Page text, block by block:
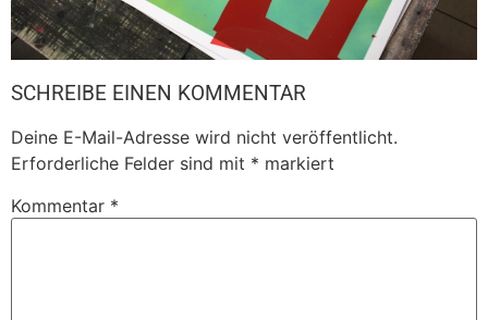
SCHREIBE EINEN KOMMENTAR
Deine E-Mail-Adresse wird nicht veröffentlicht.
Erforderliche Felder sind mit * markiert
Kommentar *